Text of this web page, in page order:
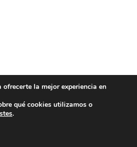
la mejor experiencia en
qué cookies utilizamos o
.